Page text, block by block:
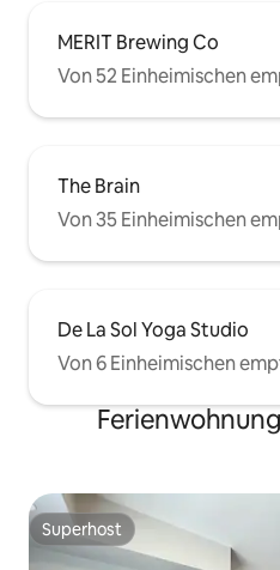
MERIT Brewing Co
Von 52 Einheimischen
The Brain
Von 35 Einheimischen
De La Sol Yoga Studio
Von 6 Einheimischen
Superhost
Superhost